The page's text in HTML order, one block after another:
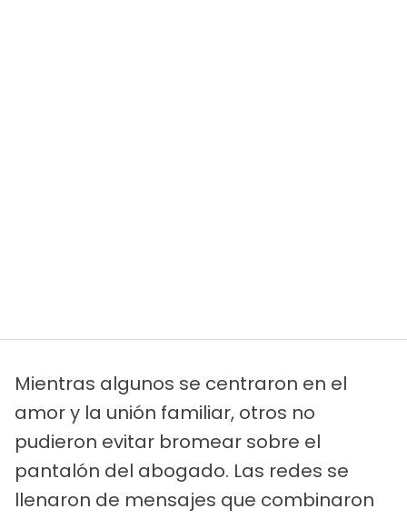
Mientras algunos se centraron en el
amor y la unión familiar, otros no
pudieron evitar bromear sobre el
pantalón del abogado. Las redes se
llenaron de mensajes que combinaron